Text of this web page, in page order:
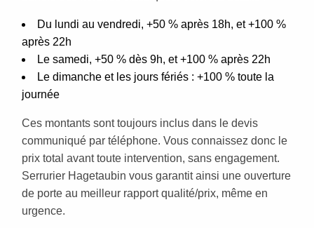
Du lundi au vendredi, +50 % après 18h, et +100 %
après 22h
Le samedi, +50 % dès 9h, et +100 % après 22h
Le dimanche et les jours fériés : +100 % toute la
journée
Ces montants sont toujours inclus dans le devis
communiqué par téléphone. Vous connaissez donc le
prix total avant toute intervention, sans engagement.
Serrurier Hagetaubin vous garantit ainsi une ouverture
de porte au meilleur rapport qualité/prix, même en
urgence.